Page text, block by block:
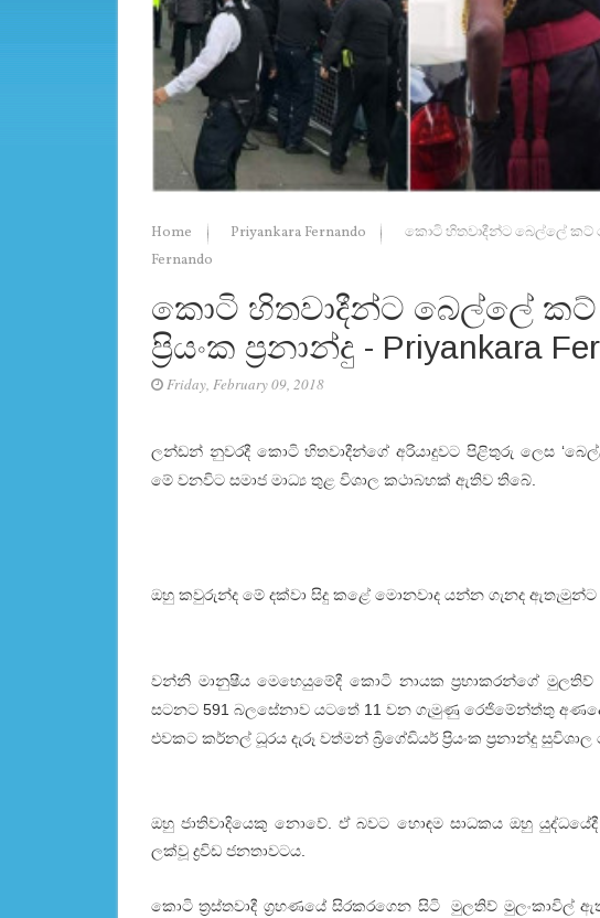
Home Priyankara Fernando
කොටි හිතවාදීන්ට බෙල්ලේ කට්
Fernando
කොටි හිතවාදීන්ට බෙල්ලේ
ප්‍රියංක ප්‍රනාන්දු - Priyankara
Friday, February 09, 2018
ලන්ඩන් නුවරදී කොටි හිතවාදීන්ගේ අරියාදුවට පිළිතුරු ලෙස
මේ වනවිට සමාජ මාධ්‍ය තුළ විශාල කථාබහක් ඇතිව තිබේ.
ඔහු කවුරුන්ද මේ දක්වා සිදු කළේ මොනවාද යන්න ගැනද
වන්නි මානුෂීය මෙහෙයුමේදී කොටි නායක ප්‍රභාකරන්ගේ
සටනට 591 බලසේනාව යටතේ 11 වන ගැමුණු රෙජිමේන්ත්තු
එවකට කර්නල් ධූරය දැරූ වත්මන් බ්‍රිගේඩියර් ප්‍රියංක ප්‍රනාන්දු
ඔහු ජාතිවාදියෙකු නොවේ. ඒ බවට හොඳම සාධකය ඔහු
ලක්වූ ද්‍රවිඩ ජනතාවටය.
කොටි ත්‍රස්තවාදී ග්‍රහණයේ සිරකරගෙන සිටි මුලතිව් මුලංකාවිල්